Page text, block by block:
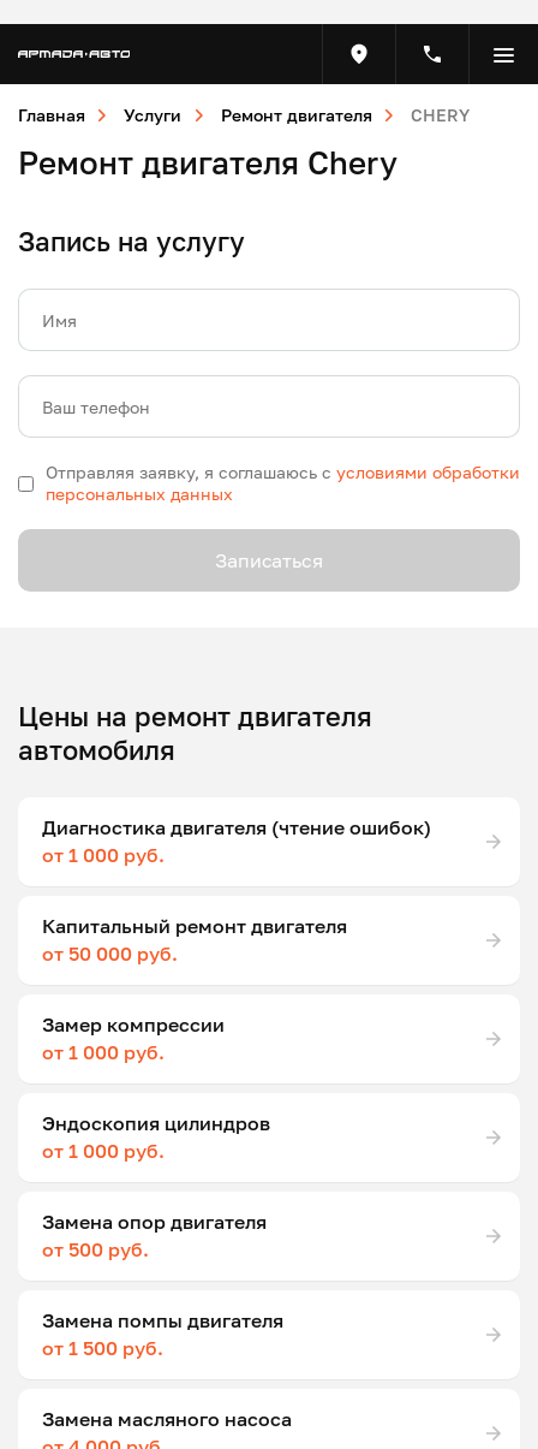
Главная Услуги Ремонт двигателя CHERY
Ремонт двигателя Chery
Запись на услугу
Имя
Ваш телефон
Отправляя заявку, я соглашаюсь с условиями обработки
персональных данных
Записаться
Цены на ремонт двигателя
автомобиля
Диагностика двигателя (чтение ошибок)
от 1 000 руб.
Капитальный ремонт двигателя
от 50 000 руб.
Замер компрессии
от 1 000 руб.
Эндоскопия цилиндров
от 1 000 руб.
Замена опор двигателя
от 500 руб.
Замена помпы двигателя
от 1 500 руб.
Замена масляного насоса